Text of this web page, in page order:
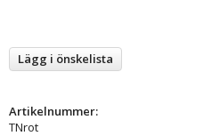
Lägg i önskelista
Artikelnummer:
TNrot